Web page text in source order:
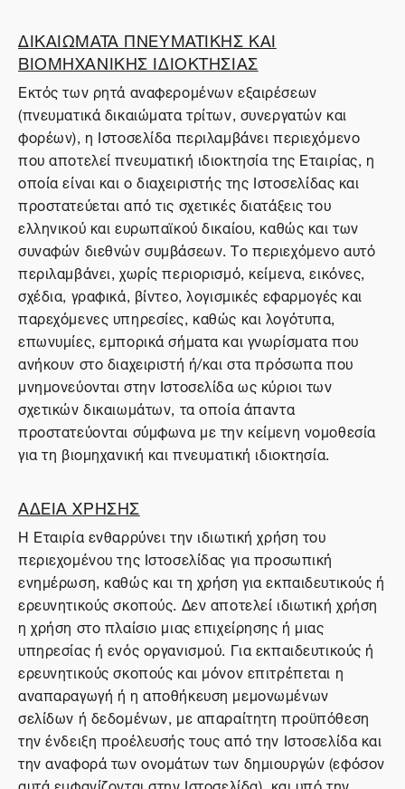
ΔΙΚΑΙΩΜΑΤΑ ΠΝΕΥΜΑΤΙΚΗΣ ΚΑΙ
ΒΙΟΜΗΧΑΝΙΚΗΣ ΙΔΙΟΚΤΗΣΙΑΣ
Εκτός των ρητά αναφερομένων εξαιρέσεων
(πνευματικά δικαιώματα τρίτων, συνεργατών και
φορέων), η Ιστοσελίδα περιλαμβάνει περιεχόμενο
που αποτελεί πνευματική ιδιοκτησία της Εταιρίας, η
οποία είναι και ο διαχειριστής της Ιστοσελίδας και
προστατεύεται από τις σχετικές διατάξεις του
ελληνικού και ευρωπαϊκού δικαίου, καθώς και των
συναφών διεθνών συμβάσεων. Το περιεχόμενο αυτό
περιλαμβάνει, χωρίς περιορισμό, κείμενα, εικόνες,
σχέδια, γραφικά, βίντεο, λογισμικές εφαρμογές και
παρεχόμενες υπηρεσίες, καθώς και λογότυπα,
επωνυμίες, εμπορικά σήματα και γνωρίσματα που
ανήκουν στο διαχειριστή ή/και στα πρόσωπα που
μνημονεύονται στην Ιστοσελίδα ως κύριοι των
σχετικών δικαιωμάτων, τα οποία άπαντα
προστατεύονται σύμφωνα με την κείμενη νομοθεσία
για τη βιομηχανική και πνευματική ιδιοκτησία.
ΑΔΕΙΑ ΧΡΗΣΗΣ
Η Εταιρία ενθαρρύνει την ιδιωτική χρήση του
περιεχομένου της Ιστοσελίδας για προσωπική
ενημέρωση, καθώς και τη χρήση για εκπαιδευτικούς ή
ερευνητικούς σκοπούς. Δεν αποτελεί ιδιωτική χρήση
η χρήση στο πλαίσιο μιας επιχείρησης ή μιας
υπηρεσίας ή ενός οργανισμού. Για εκπαιδευτικούς ή
ερευνητικούς σκοπούς και μόνον επιτρέπεται η
αναπαραγωγή ή η αποθήκευση μεμονωμένων
σελίδων ή δεδομένων, με απαραίτητη προϋπόθεση
την ένδειξη προέλευσής τους από την Ιστοσελίδα και
την αναφορά των ονομάτων των δημιουργών (εφόσον